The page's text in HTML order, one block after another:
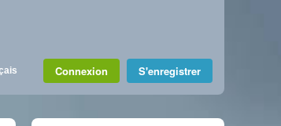
Connexion S'enregistrer